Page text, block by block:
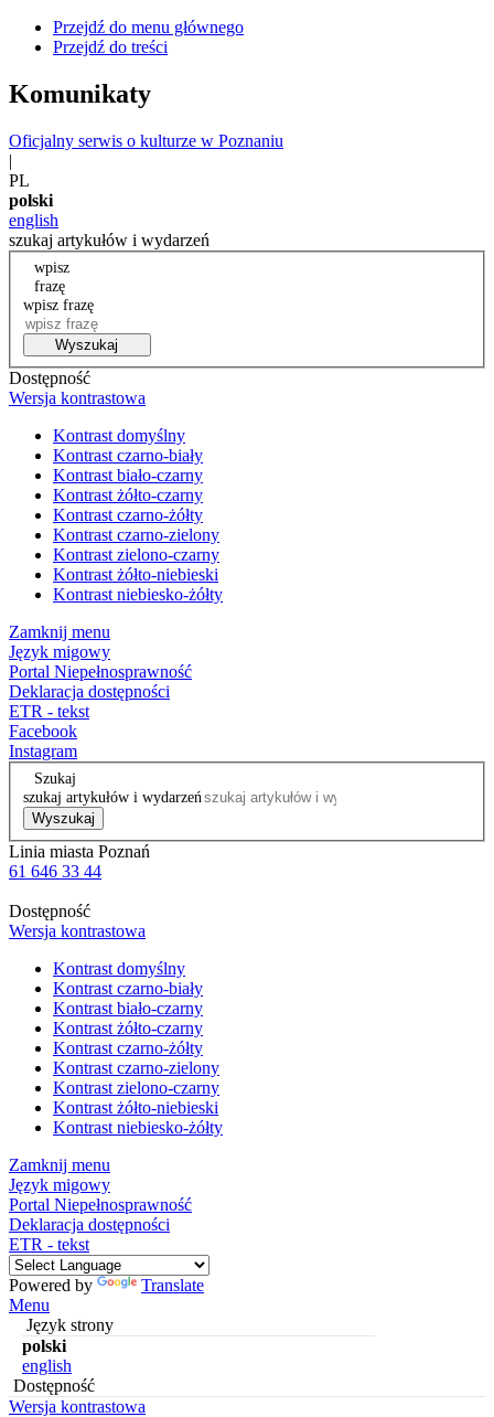
Przejdź do menu głównego
Przejdź do treści
Komunikaty
Oficjalny serwis o kulturze w Poznaniu
|
PL
polski
english
szukaj artykułów i wydarzeń
wpisz
frazę
wpisz frazę
Wyszukaj
Dostępność
Wersja kontrastowa
Kontrast domyślny
Kontrast czarno-biały
Kontrast biało-czarny
Kontrast żółto-czarny
Kontrast czarno-żółty
Kontrast czarno-zielony
Kontrast zielono-czarny
Kontrast żółto-niebieski
Kontrast niebiesko-żółty
Zamknij menu
Język migowy
Portal Niepełnosprawność
Deklaracja dostępności
ETR - tekst
Facebook
Instagram
Szukaj
szukaj artykułów i wydarzeń
Wyszukaj
Linia miasta Poznań
61 646 33 44
Dostępność
Wersja kontrastowa
Kontrast domyślny
Kontrast czarno-biały
Kontrast biało-czarny
Kontrast żółto-czarny
Kontrast czarno-żółty
Kontrast czarno-zielony
Kontrast zielono-czarny
Kontrast żółto-niebieski
Kontrast niebiesko-żółty
Zamknij menu
Język migowy
Portal Niepełnosprawność
Deklaracja dostępności
ETR - tekst
Powered by
Translate
Menu
Język strony
polski
english
Dostępność
Wersja kontrastowa